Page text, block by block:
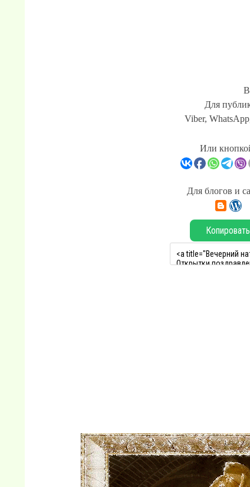
Для
Viber,
Или
Для блогов и
Копировать